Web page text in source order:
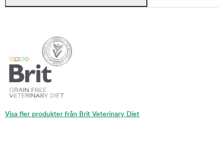
Visa fler produkter från Brit Veterinary Diet